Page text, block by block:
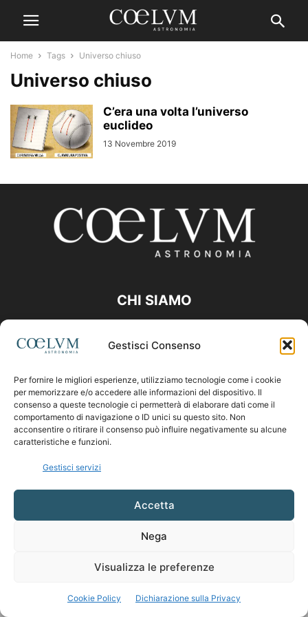
Gestisci Consenso
Per fornire le migliori esperienze, utilizziamo tecnologie come i cookie
per memorizzare e/o accedere alle informazioni del dispositivo. Il
consenso a queste tecnologie ci permetterà di elaborare dati come il
comportamento di navigazione o ID unici su questo sito. Non
acconsentire o ritirare il consenso può influire negativamente su alcune
caratteristiche e funzioni.
Gestisci servizi
Accetta
Nega
Visualizza le preferenze
Cookie Policy Dichiarazione sulla Privacy
Home Tags Universo chiuso
Universo chiuso
C’era una volta l’universo
euclideo
13 Novembre 2019
CHI SIAMO
Contattaci:coelumastro@coelum.com
SEGUICI